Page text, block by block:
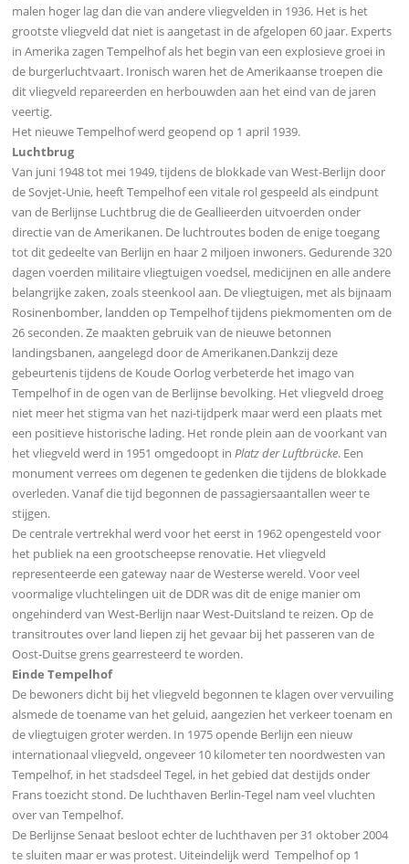
malen hoger lag dan die van andere vliegvelden in 1936. Het is het
grootste vliegveld dat niet is aangetast in de afgelopen 60 jaar. Experts
in Amerika zagen Tempelhof als het begin van een explosieve groei in
de burgerluchtvaart. Ironisch waren het de Amerikaanse troepen die
dit vliegveld repareerden en herbouwden aan het eind van de jaren
veertig.
Het nieuwe Tempelhof werd geopend op 1 april 1939.
Luchtbrug
Van juni 1948 tot mei 1949, tijdens de blokkade van West-Berlijn door
de Sovjet-Unie, heeft Tempelhof een vitale rol gespeeld als eindpunt
van de Berlijnse Luchtbrug die de Geallieerden uitvoerden onder
directie van de Amerikanen. De luchtroutes boden de enige toegang
tot dit gedeelte van Berlijn en haar 2 miljoen inwoners. Gedurende 320
dagen voerden militaire vliegtuigen voedsel, medicijnen en alle andere
belangrijke zaken, zoals steenkool aan. De vliegtuigen, met als bijnaam
Rosinenbomber, landden op Tempelhof tijdens piekmomenten om de
26 seconden. Ze maakten gebruik van de nieuwe betonnen
landingsbanen, aangelegd door de Amerikanen.Dankzij deze
gebeurtenis tijdens de Koude Oorlog verbeterde het imago van
Tempelhof in de ogen van de Berlijnse bevolking. Het vliegveld droeg
niet meer het stigma van het nazi-tijdperk maar werd een plaats met
een positieve historische lading. Het ronde plein aan de voorkant van
het vliegveld werd in 1951 omgedoopt inPlatz der Luftbrücke. Een
monument verrees om degenen te gedenken die tijdens de blokkade
overleden. Vanaf die tijd begonnen de passagiersaantallen weer te
stijgen.
De centrale vertrekhal werd voor het eerst in 1962 opengesteld voor
het publiek na een grootscheepse renovatie. Het vliegveld
representeerde een gateway naar de Westerse wereld. Voor veel
voormalige vluchtelingen uit de DDR was dit de enige manier om
ongehinderd van West-Berlijn naar West-Duitsland te reizen. Op de
transitroutes over land liepen zij het gevaar bij het passeren van de
Oost-Duitse grens gearresteerd te worden.
Einde Tempelhof
De bewoners dicht bij het vliegveld begonnen te klagen over vervuiling
alsmede de toename van het geluid, aangezien het verkeer toenam en
de vliegtuigen groter werden. In 1975 opende Berlijn een nieuw
internationaal vliegveld, ongeveer 10 kilometer ten noordwesten van
Tempelhof, in het stadsdeel Tegel, in het gebied dat destijds onder
Frans toezicht stond. De luchthaven Berlin-Tegel nam veel vluchten
over van Tempelhof.
De Berlijnse Senaat besloot echter de luchthaven per 31 oktober 2004
te sluiten maar er was protest. Uiteindelijk werd Tempelhof op 1